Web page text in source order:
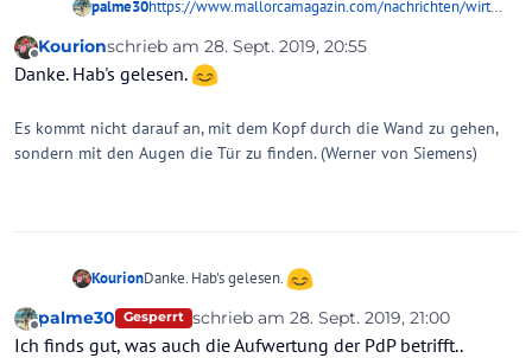
palme30https://www.mallorcamagazin.com/nachrichten/wirtsc
palma-durchsetzen.html
Offline
Kourionschrieb am 28. Sept. 2019, 20:55
zuletzt editiert von
Danke. Hab's gelesen.
Es kommt nicht darauf an, mit dem Kopf durch die Wand zu gehen,
sondern mit den Augen die Tür zu finden. (Werner von Siemens)
KourionDanke. Hab's gelesen.
Offline
palme30 Gesperrt schrieb am 28. Sept. 2019, 21:00
zuletzt editiert von
Ich finds gut, was auch die Aufwertung der PdP betrifft..